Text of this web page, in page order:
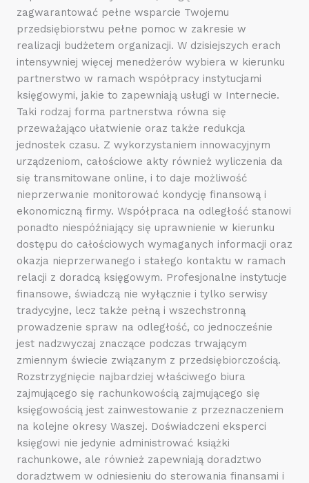
zagwarantować pełne wsparcie Twojemu
przedsiębiorstwu pełne pomoc w zakresie w
realizacji budżetem organizacji. W dzisiejszych erach
intensywniej więcej menedżerów wybiera w kierunku
partnerstwo w ramach współpracy instytucjami
księgowymi, jakie to zapewniają usługi w Internecie.
Taki rodzaj forma partnerstwa równa się
przeważająco ułatwienie oraz także redukcja
jednostek czasu. Z wykorzystaniem innowacyjnym
urządzeniom, całościowe akty również wyliczenia da
się transmitowane online, i to daje możliwość
nieprzerwanie monitorować kondycję finansową i
ekonomiczną firmy. Współpraca na odległość stanowi
ponadto niespóźniający się uprawnienie w kierunku
dostępu do całościowych wymaganych informacji oraz
okazja nieprzerwanego i stałego kontaktu w ramach
relacji z doradcą księgowym. Profesjonalne instytucje
finansowe, świadczą nie wyłącznie i tylko serwisy
tradycyjne, lecz także pełną i wszechstronną
prowadzenie spraw na odległość, co jednocześnie
jest nadzwyczaj znaczące podczas trwającym
zmiennym świecie związanym z przedsiębiorczością.
Rozstrzygnięcie najbardziej właściwego biura
zajmującego się rachunkowością zajmującego się
księgowością jest zainwestowanie z przeznaczeniem
na kolejne okresy Waszej. Doświadczeni eksperci
księgowi nie jedynie administrować książki
rachunkowe, ale również zapewniają doradztwo
doradztwem w odniesieniu do sterowania finansami i